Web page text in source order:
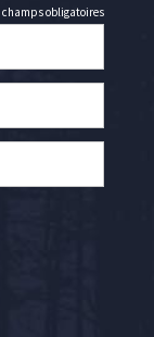
champs obligatoires